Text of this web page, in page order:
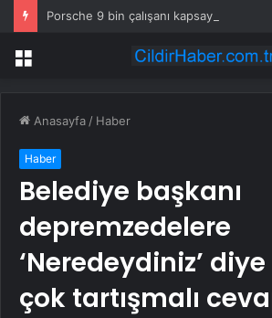
Porsche 9 bin çalışanı kapsayan küçülme
Menü
Anasayfa / Haber
Haber
Belediye başkanı
depremzedelere
‘Neredeydiniz’
çok tartışmalı